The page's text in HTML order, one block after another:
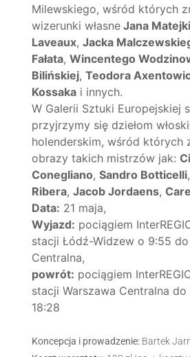
Milewskiego, wśród których
wizerunki własne Jana Matejki
Laveaux, Jacka
Fałata, Wincentego
Bilińskiej, Teodora
Kossaka i innych.
W Galerii Sztuki Europejskiej
przyjrzymy się dziełom
holenderskim, wśród których
obrazy takich mistrzów jak:
Conegliano, Sandro Botticelli,
Ribera, Jacob Jordaens,
Data: 21 maja,
Wyjazd: pociągiem
stacji Łódź-Widzew o 9:55 do
Centralna,
powrót: pociągiem
stacji Warszawa Centralna
18:28
Koncepcja i prowadzenie: Bartek